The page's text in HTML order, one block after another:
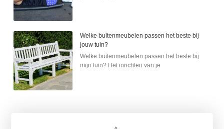
Welke buitenmeubelen passen het beste bij
jouw tuin?
Welke buitenmeubelen passen het beste bij
mijn tuin? Het inrichten van je